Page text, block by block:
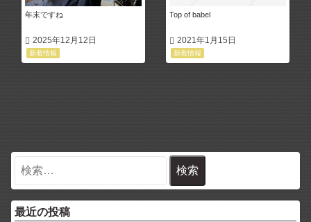
年末ですね
2025年12月12日
新着情報
Top of babel
2021年1月15日
新着情報
最近の投稿